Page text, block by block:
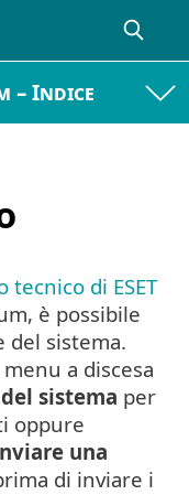
– Indice
di ESET
è possibile
del sistema.
menu a discesa
sistema per
oppure
una
di inviare i